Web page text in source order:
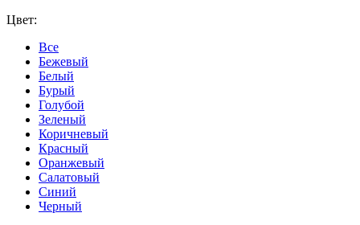
Цвет:
Все
Бежевый
Белый
Бурый
Голубой
Зеленый
Коричневый
Красный
Оранжевый
Салатовый
Синий
Черный